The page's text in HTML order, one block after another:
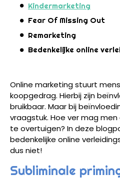
Kindermarketing
Fear Of Missing Out
Remarketing
Online marketing stuurt
koopgedrag. Hierbij zijn
bruikbaar. Maar bij
vraagstuk. Hoe ver mag
te overtuigen? In deze
bedenkelijke online
dus niet!
Subliminale